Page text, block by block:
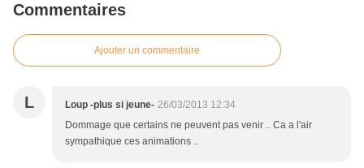
Commentaires
Ajouter un commentaire
L Loup -plus si jeune- 26/03/2013 12:34
Dommage que certains ne peuvent pas venir .. Ca a l'air
sympathique ces animations ..